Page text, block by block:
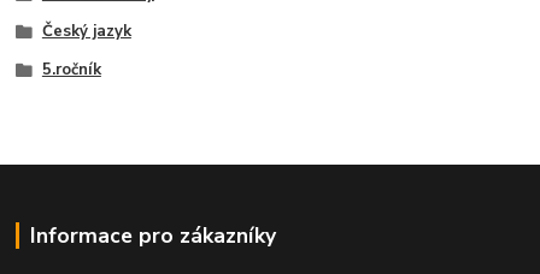
Český jazyk
5.ročník
Informace pro zákazníky